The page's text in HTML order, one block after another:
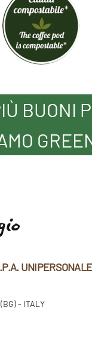
BUONI
UNIPERSONALE
- ITALY